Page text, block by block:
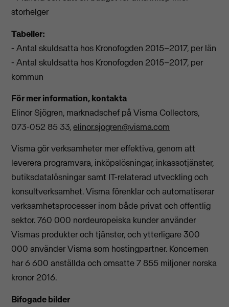
storhelger
Tabeller:
- Antal skuldsatta hos Kronofogden 2015–2017, per län
- Antal skuldsatta hos Kronofogden 2015–2017, per
kommun
För mer information, kontakta
Elinor Sjögren, marknadschef på Visma Collectors,
073-052 85 33,elinor.sjogren@visma.com
Visma gör verksamheter mer effektiva, genom att
leverera programvara, inköpslösningar, inkassotjänster,
butiksdatalösningar samt IT-relaterad utveckling och
konsultverksamhet. Visma förenklar och automatiserar
verksamhetsprocesser inom både privat och offentlig
sektor. 760 000 nordeuropeiska kunder använder
Vismas produkter och tjänster, och ytterligare 300
000 använder Visma som hostingpartner. Koncernen
har 6 600 anställda och omsatte 7 855 miljoner norska
kronor 2016.
Bifogade bilder